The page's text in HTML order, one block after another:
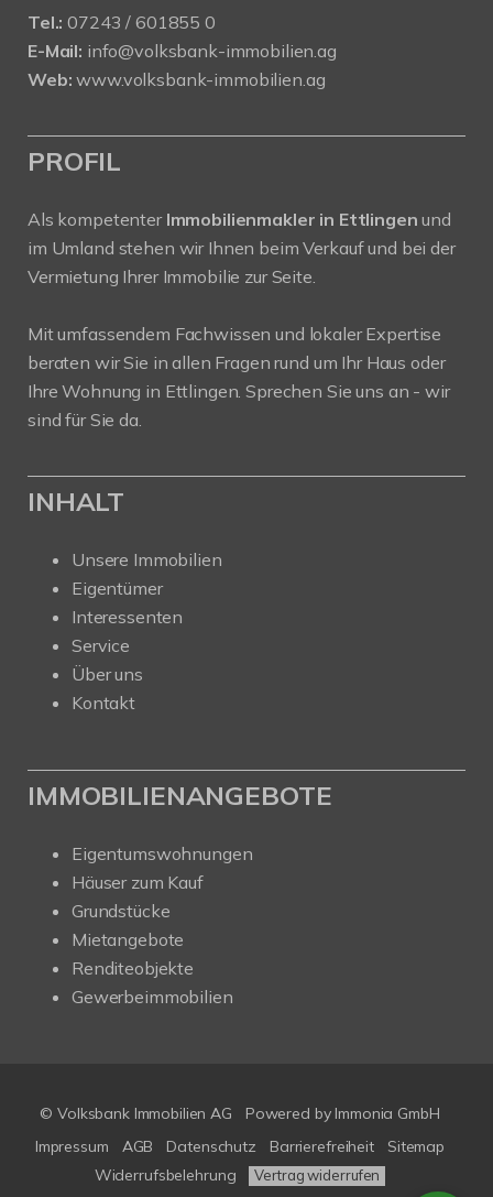
Tel.: 07243 / 601855 0
E-Mail: info@volksbank-immobilien.ag
Web: www.volksbank-immobilien.ag
PROFIL
Als kompetenter Immobilienmakler in Ettlingen und
im Umland stehen wir Ihnen beim Verkauf und bei der
Vermietung Ihrer Immobilie zur Seite.
Mit umfassendem Fachwissen und lokaler Expertise
beraten wir Sie in allen Fragen rund um Ihr Haus oder
Ihre Wohnung in Ettlingen. Sprechen Sie uns an - wir
sind für Sie da.
INHALT
Unsere Immobilien
Eigentümer
Interessenten
Service
Über uns
Kontakt
IMMOBILIENANGEBOTE
Eigentumswohnungen
Häuser zum Kauf
Grundstücke
Mietangebote
Renditeobjekte
Gewerbeimmobilien
© Volksbank Immobilien AG
Powered by Immonia GmbH
Impressum
AGB Datenschutz Barrierefreiheit
Sitemap
Widerrufsbelehrung
Vertrag widerrufen